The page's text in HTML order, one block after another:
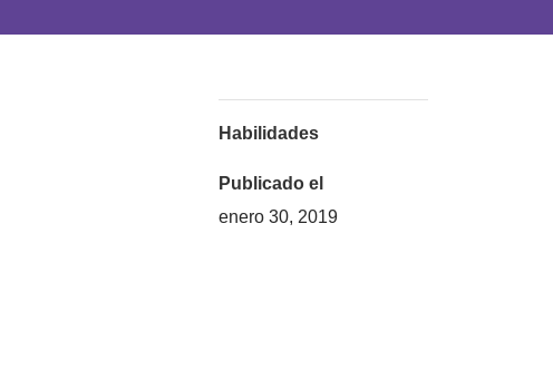
Habilidades
Publicado el
enero 30, 2019